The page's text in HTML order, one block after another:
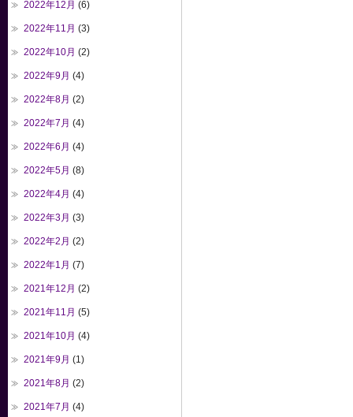
2022年12月 (6)
2022年11月 (3)
2022年10月 (2)
2022年9月 (4)
2022年8月 (2)
2022年7月 (4)
2022年6月 (4)
2022年5月 (8)
2022年4月 (4)
2022年3月 (3)
2022年2月 (2)
2022年1月 (7)
2021年12月 (2)
2021年11月 (5)
2021年10月 (4)
2021年9月 (1)
2021年8月 (2)
2021年7月 (4)